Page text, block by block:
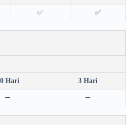
✅ ✅
Hari 3 Hari
➖ ➖